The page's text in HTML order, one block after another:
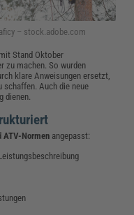
– stock.adobe.com
Stand Oktober
zu machen. So wurden
klare Anweisungen ersetzt,
schaffen. Auch die neue
dienen.
ATV-Normen angepasst: